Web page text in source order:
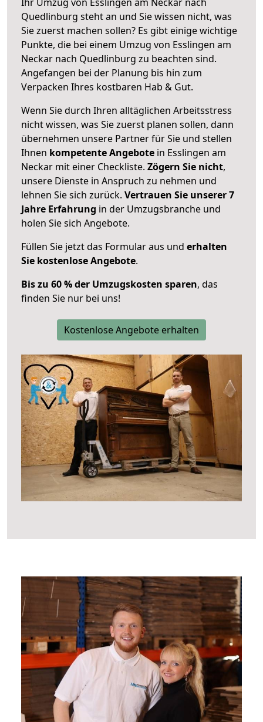
Quedlinburg steht an und Sie wissen nicht, was
Sie zuerst machen sollen? Es gibt einige wichtige
Punkte, die bei einem Umzug von Esslingen am
Neckar nach Quedlinburg zu beachten sind.
Angefangen bei der Planung bis hin zum
Verpacken Ihres kostbaren Hab & Gut.
Wenn Sie durch Ihren alltäglichen Arbeitsstress
nicht wissen, was Sie zuerst planen sollen, dann
übernehmen unsere Partner für Sie und stellen
Ihnen kompetente Angebote in Esslingen am
Neckar mit einer Checkliste. Zögern Sie nicht,
unsere Dienste in Anspruch zu nehmen und
lehnen Sie sich zurück. Vertrauen Sie unserer 7
Jahre Erfahrung in der Umzugsbranche und
holen Sie sich Angebote.
Füllen Sie jetzt das Formular aus und erhalten
Sie kostenlose Angebote.
Bis zu 60 % der Umzugskosten sparen, das
finden Sie nur bei uns!
Kostenlose Angebote erhalten